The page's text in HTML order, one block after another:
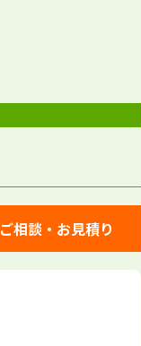
ご相談・お見積り